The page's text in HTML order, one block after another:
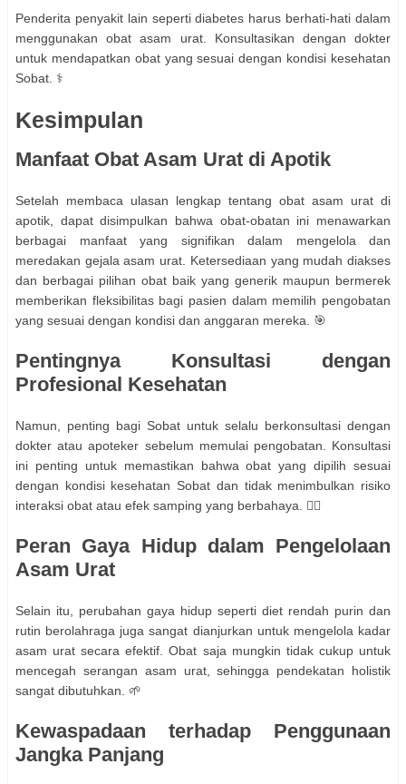
Penderita penyakit lain seperti diabetes harus berhati-hati dalam
menggunakan obat asam urat. Konsultasikan dengan dokter
untuk mendapatkan obat yang sesuai dengan kondisi kesehatan
Sobat. ⚕️
Kesimpulan
Manfaat Obat Asam Urat di Apotik
Setelah membaca ulasan lengkap tentang obat asam urat di
apotik, dapat disimpulkan bahwa obat-obatan ini menawarkan
berbagai manfaat yang signifikan dalam mengelola dan
meredakan gejala asam urat. Ketersediaan yang mudah diakses
dan berbagai pilihan obat baik yang generik maupun bermerek
memberikan fleksibilitas bagi pasien dalam memilih pengobatan
yang sesuai dengan kondisi dan anggaran mereka. 🎯
Pentingnya Konsultasi dengan
Profesional Kesehatan
Namun, penting bagi Sobat untuk selalu berkonsultasi dengan
dokter atau apoteker sebelum memulai pengobatan. Konsultasi
ini penting untuk memastikan bahwa obat yang dipilih sesuai
dengan kondisi kesehatan Sobat dan tidak menimbulkan risiko
interaksi obat atau efek samping yang berbahaya. 👨‍⚕️
Peran Gaya Hidup dalam Pengelolaan
Asam Urat
Selain itu, perubahan gaya hidup seperti diet rendah purin dan
rutin berolahraga juga sangat dianjurkan untuk mengelola kadar
asam urat secara efektif. Obat saja mungkin tidak cukup untuk
mencegah serangan asam urat, sehingga pendekatan holistik
sangat dibutuhkan. 🌱
Kewaspadaan terhadap Penggunaan
Jangka Panjang